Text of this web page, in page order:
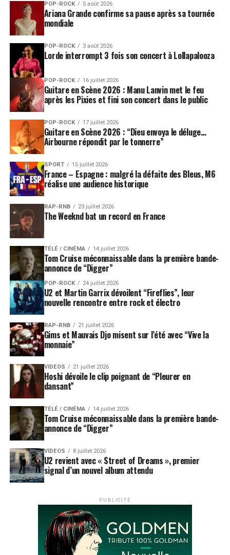
POP-ROCK 5 août 2026
Ariana Grande confirme sa pause après sa tournée
mondiale
POP-ROCK 3 août 2026
Lorde interrompt 3 fois son concert à Lollapalooza
POP-ROCK 16 juillet 2026
Guitare en Scène 2026 : Manu Lanvin met le feu
après les Pixies et fini son concert dans le public
POP-ROCK 17 juillet 2026
Guitare en Scène 2026 : “Dieu envoya le déluge…
Airbourne répondit par le tonnerre”
SPORT 15 juillet 2026
France – Espagne : malgré la défaite des Bleus, M6
réalise une audience historique
RAP-RNB 23 juillet 2026
The Weeknd bat un record en France
TÉLÉ / CINÉMA 14 juillet 2026
Tom Cruise méconnaissable dans la première bande-
annonce de “Digger”
POP-ROCK 24 juillet 2026
U2 et Martin Garrix dévoilent “Fireflies”, leur
nouvelle rencontre entre rock et électro
RAP-RNB 21 juillet 2026
Gims et Mauvais Djo misent sur l’été avec “Vive la
monnaie”
VIDEOS 21 juillet 2026
Hoshi dévoile le clip poignant de “Pleurer en
dansant”
TÉLÉ / CINÉMA 14 juillet 2026
Tom Cruise méconnaissable dans la première bande-
annonce de “Digger”
VIDEOS 8 juillet 2026
U2 revient avec « Street of Dreams », premier
signal d’un nouvel album attendu
PUBLICITÉ